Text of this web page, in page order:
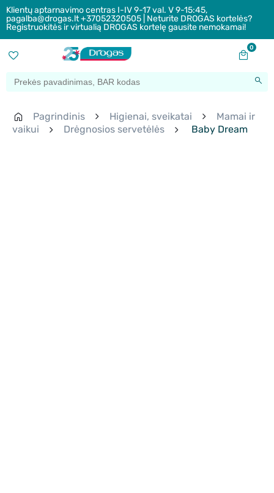
Klientų aptarnavimo centras I-IV 9-17 val. V 9-15:45,
pagalba@drogas.lt +37052320505 | Neturite DROGAS kortelės?
Registruokitės ir virtualią DROGAS kortelę gausite nemokamai!
0
Pagrindinis Higienai, sveikatai
Mamai ir
vaikui
Drėgnosios servetėlės Baby Dream